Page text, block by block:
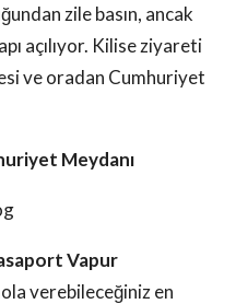
zile basın, ancak
açılıyor. Kilise ziyareti
ve oradan Cumhuriyet
Meydanı
Vapur
verebileceğiniz en